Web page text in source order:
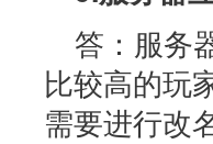
答：服务
比较高的玩
需要进行改